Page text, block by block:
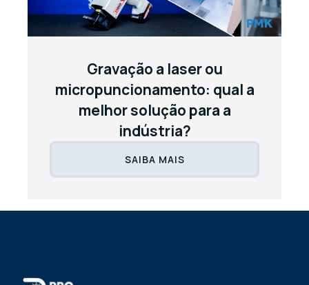
Gravação a laser ou
micropuncionamento: qual a
melhor solução para a
indústria?
SAIBA MAIS